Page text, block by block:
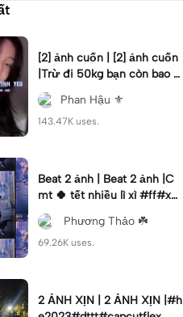
[2] ảnh cuốn | [2] ảnh cuốn
|Trừ đi 50kg bạn còn bao n
hiêu? #phanhau #beat #fy
p #xhPhan Hậu ⚜️
143.47K uses.
Beat 2 ảnh | Beat 2 ảnh |C
mt 🍀 tết nhiều lì xì #ff#xh
#tetmaiman#kimhoa#nvk1
8
ㅤ Phương Thảo ☘️
69.26K uses.
2 ẢNH XỊN | 2 ẢNH XỊN |#h